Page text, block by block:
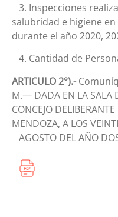
3. Inspecciones
salubridad e higiene
durante el año 2020,
4. Cantidad de
ARTICULO 2°).-
M.— DADA EN LA SALA
CONCEJO
MENDOZA, A LOS
AGOSTO DEL AÑO